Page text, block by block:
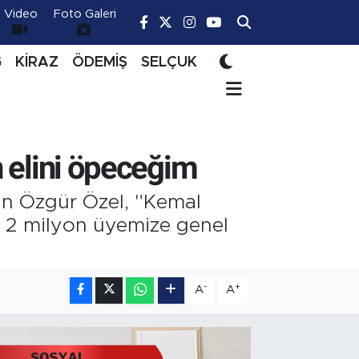
Video Foto Galeri
KİRAZ ÖDEMİŞ SELÇUK
elini öpeceğim
Özgür Özel, "Kemal
milyon üyemize genel
A- A+